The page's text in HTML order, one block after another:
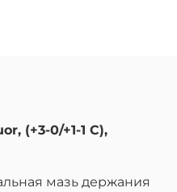
(+3-0/+1-1 C),
мазь держания